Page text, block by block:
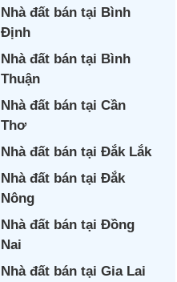
Nhà đất bán tại Bình
Định
Nhà đất bán tại Bình
Thuận
Nhà đất bán tại Cần
Thơ
Nhà đất bán tại Đắk Lắk
Nhà đất bán tại Đắk
Nông
Nhà đất bán tại Đồng
Nai
Nhà đất bán tại Gia Lai